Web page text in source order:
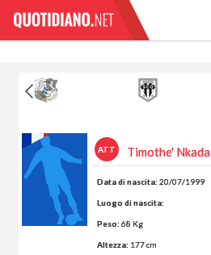
ATT Timothe' Nkada
Data di nascita: 20/07/1999
Luogo di nascita:
Peso: 68 Kg
Altezza: 177 cm